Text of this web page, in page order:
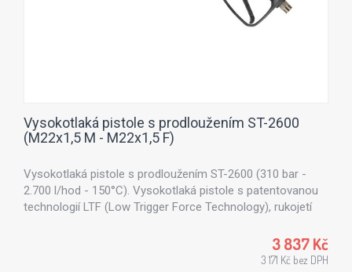
Vysokotlaká pistole s prodloužením ST-2600
(M22x1,5 M - M22x1,5 F)
Vysokotlaká pistole s prodloužením ST-2600 (310 bar -
2.700 l/hod - 150°C). Vysokotlaká pistole s patentovanou
technologií LTF (Low Trigger Force Technology), rukojetí
3 837 Kč
3 171 Kč bez DPH